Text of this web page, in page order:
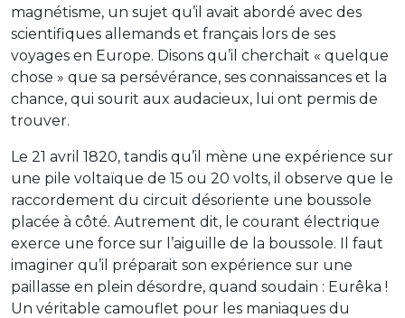
magnétisme, un sujet qu’il avait abordé avec des
scientifiques allemands et français lors de ses
voyages en Europe. Disons qu’il cherchait « quelque
chose » que sa persévérance, ses connaissances et la
chance, qui sourit aux audacieux, lui ont permis de
trouver.
Le 21 avril 1820, tandis qu’il mène une expérience sur
une pile voltaïque de 15 ou 20 volts, il observe que le
raccordement du circuit désoriente une boussole
placée à côté. Autrement dit, le courant électrique
exerce une force sur l’aiguille de la boussole. Il faut
imaginer qu’il préparait son expérience sur une
paillasse en plein désordre, quand soudain : Eurêka !
Un véritable camouflet pour les maniaques du